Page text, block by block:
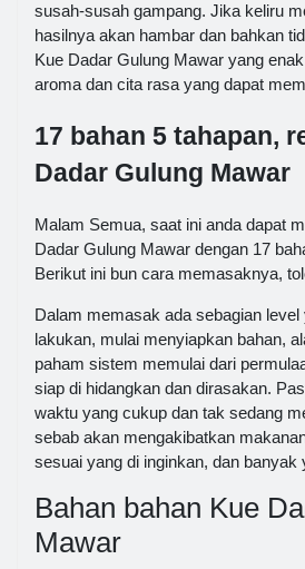
susah-susah gampang. Jika keliru
hasilnya akan hambar dan bahkan
Kue Dadar Gulung Mawar yang
aroma dan cita rasa yang dapat
17 bahan 5 tahapan,
Dadar Gulung Mawar
Malam Semua, saat ini anda dapat
Dadar Gulung Mawar dengan 17
Berikut ini bun cara memasaknya,
Dalam memasak ada sebagian level
lakukan, mulai menyiapkan bahan,
paham sistem memulai dari
siap di hidangkan dan dirasakan.
waktu yang cukup dan tak sedang
sebab akan mengakibatkan
sesuai yang di inginkan, dan banyak
Bahan bahan Kue
Mawar